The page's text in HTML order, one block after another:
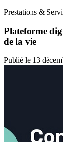
Prestations &
Plateforme
de la vie
Publié le 13